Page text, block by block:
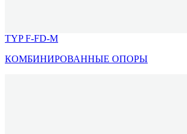
TYP F-FD-M
КОМБИНИРОВАННЫЕ ОПОРЫ